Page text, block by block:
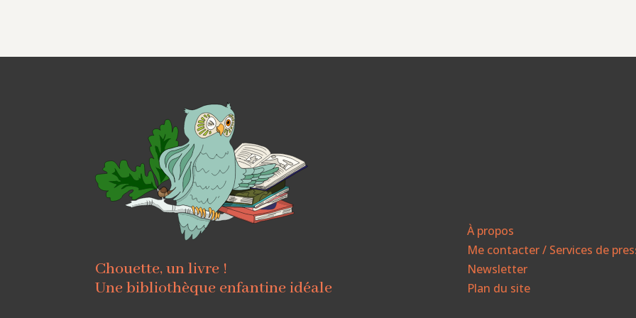
Chouette, un livre !
Une bibliothèque enfantine idéale
À propos
Me contacter / Services de
Newsletter
Plan du site